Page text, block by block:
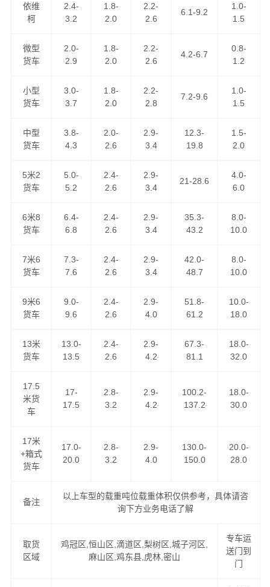
客户的认可，现已成为我司品牌专线之一，天天通过零担
货物资源整合发车前往重庆，可上门取货区域：鸡冠区,恒
整车、零担、大件运输、普快特快、搬家搬厂、回程车调
用等全方位的整车物流，零担运输，门到门运输，点到点
司货运险的签约公司，是黑龙江省物流行业协会理事单
位，您可以放心地把货托付万信物流！
我们的路线天天走车，满足客户做到以下优势！
全程高速。
3、长期运营合作：汽车配件专业运输与配送。
流服务。
将为您全力以赴！
1、提供一站式门到门鸡西到重庆物流服务（上门提货、家
依维
柯
2.4-
3.2
1.8-
2.0
2.2-
2.6
6.1-9.2
1.0-
1.5
微型
货车
2.0-
2.9
1.8-
2.0
2.2-
2.6
4.2-6.7
0.8-
1.2
小型
货车
3.0-
3.7
1.8-
2.0
2.2-
2.8
7.2-9.6
1.0-
1.5
中型
货车
3.8-
4.3
2.0-
2.6
2.9-
3.4
12.3-
19.8
1.5-
2.0
5米2
货车
5.0-
5.2
2.4-
2.6
2.9-
3.4
21-28.6
4.0-
6.0
6米8
货车
6.4-
6.8
2.4-
2.6
2.9-
3.4
35.3-
43.2
8.0-
10.0
7米6
货车
7.3-
7.6
2.4-
2.6
2.9-
3.4
42.0-
48.7
8.0-
10.0
9米6
货车
9.0-
9.6
2.4-
2.6
2.9-
4.0
51.8-
61.2
10.0-
18.0
13米
货车
13.0-
13.5
2.4-
2.6
2.9-
4.2
67.3-
81.1
18.0-
32.0
17.5
米货
车
17-
17.5
2.8-
3.2
2.9-
4.2
100.2-
137.2
18.0-
30.0
17米
+箱式
货车
17.0-
20.0
2.8-
3.2
2.9-
4.0
130.0-
150.0
20.0-
28.0
备注
以上车型的载重吨位载重体积仅供参考，具体请咨
询下方业务电话了解
取货
区域
鸡冠区,恒山区,滴道区,梨树区,城子河区,
麻山区,鸡东县,虎林,密山
专车运
送门到
门